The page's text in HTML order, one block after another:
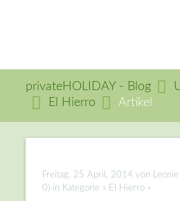
Suchbegriffe
privateHOLIDAY - Blog
El Hierro
Artikel
Freitag, 25 April, 2014 von Leonie
0) in Kategorie » El Hierro «